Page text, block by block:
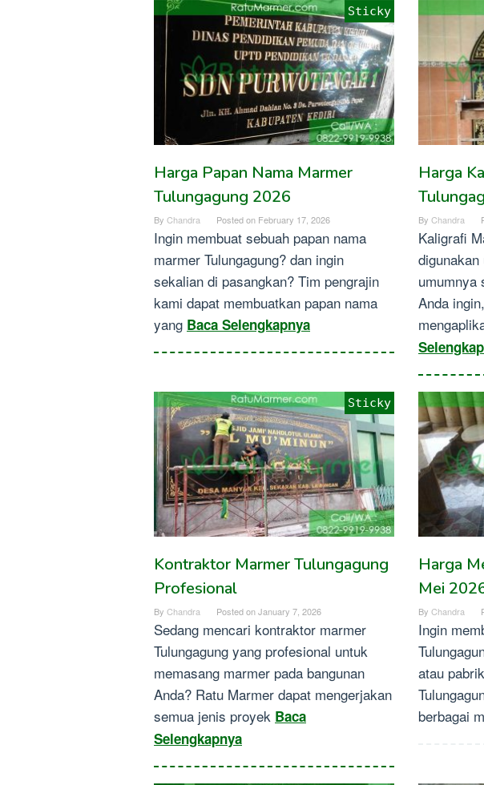
Harga Papan Nama Marmer
Tulungagung 2026
By Chandra Posted on February 17, 2026
Ingin membuat sebuah papan nama
marmer Tulungagung? dan ingin
sekalian di pasangkan? Tim pengrajin
kami dapat membuatkan papan nama
yang Baca Selengkapnya
Sticky
Harga
By Chandra
Kaligrafi
umumnya
Anda
Kontraktor Marmer Tulungagung
Profesional
By Chandra Posted onJanuary 7, 2026
Sedang mencari kontraktor marmer
Tulungagung yang profesional untuk
memasang marmer pada bangunan
Anda? Ratu Marmer dapat mengerjakan
semua jenis proyek Baca
Selengkapnya
Sticky
Harga
Mei
By Chandra
Ingin
atau
berbagai